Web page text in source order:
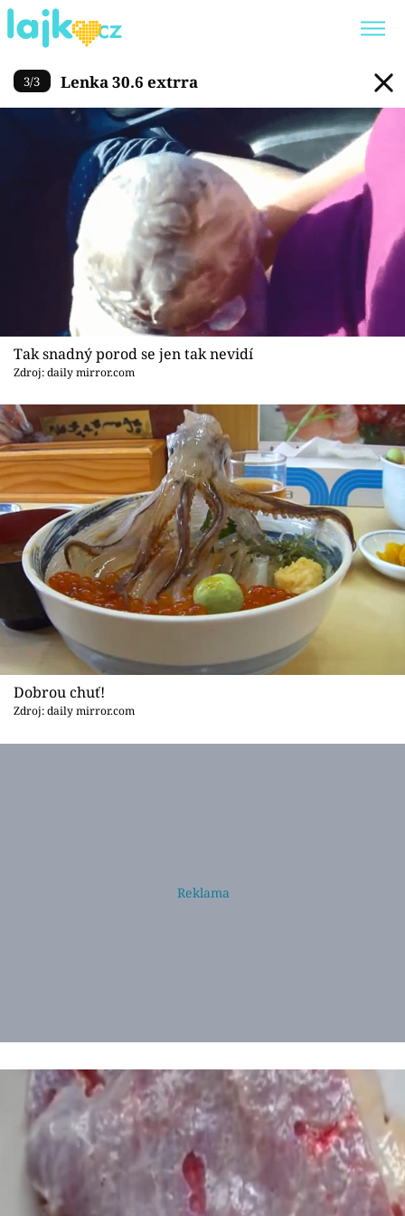
Trendy: KARLOS VÉMOLA
SHOPAHOLICADEL
CLASH OF THE STARS
Témata
Showbyznys
Youtubeři
Virály
Sex a vztahy
Videa
Sledujte prima+
Přihlášení
Sledujte nás
Lenka 30.6 extrra
3/3 Lenka 30.6 extrra
Tak snadný porod se jen tak nevidí
Zdroj: daily mirror.com
Dobrou chuť!
Zdroj: daily mirror.com